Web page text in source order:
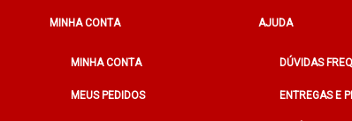
MINHA CONTA
MINHA CONTA
MEUS PEDIDOS
AJUDA
DÚVIDAS
ENTREGAS E